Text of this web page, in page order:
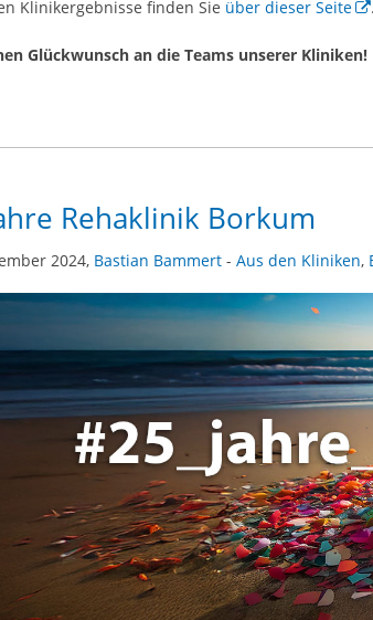
Klinikergebnisse finden Sie über dieser Seite .
Glückwunsch an die Teams unserer Kliniken!
Rehaklinik Borkum
2024, Bastian Bammert - Aus den Kliniken,